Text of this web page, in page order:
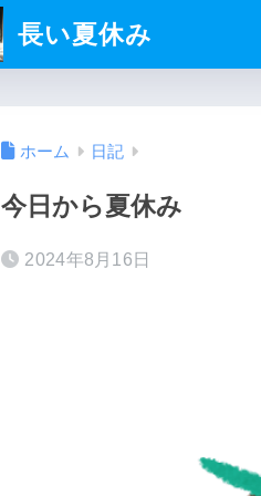
長い夏休み
ホーム 日記
今日から夏休み
2024年8月16日